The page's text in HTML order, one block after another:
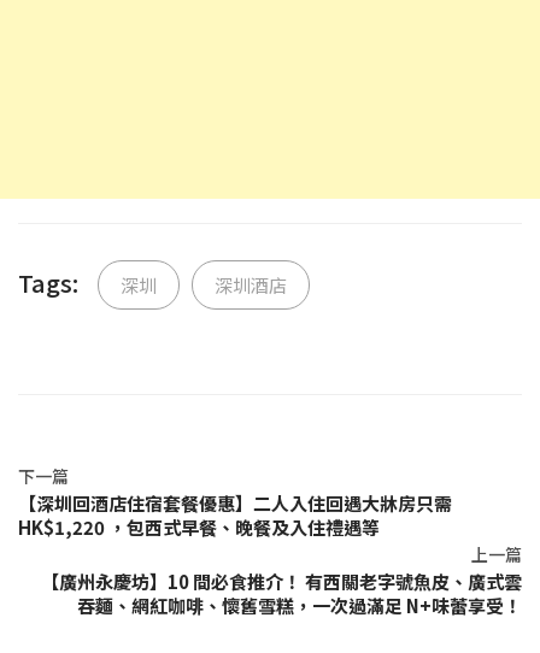
Tags: 深圳 深圳酒店
下一篇
【深圳回酒店住宿套餐優惠】二人入住回遇大牀房只需
HK$1,220 ，包西式早餐、晚餐及入住禮遇等
上一篇
【廣州永慶坊】10 間必食推介！ 有西關老字號魚皮、廣式雲
吞麵、網紅咖啡、懷舊雪糕，一次過滿足 N+味蕾享受！